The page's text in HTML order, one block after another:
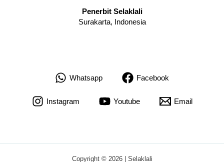
Penerbit Selaklali
Surakarta, Indonesia
Whatsapp Facebook
Instagram Youtube Email
Copyright © 2026 | Selaklali